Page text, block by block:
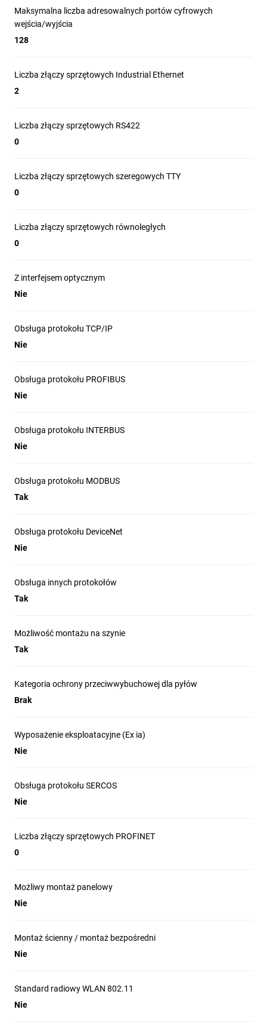
Maksymalna liczba adresowalnych portów cyfrowych
wejścia/wyjścia
128
Liczba złączy sprzętowych Industrial Ethernet
2
Liczba złączy sprzętowych RS422
0
Liczba złączy sprzętowych szeregowych TTY
0
Liczba złączy sprzętowych równoległych
0
Z interfejsem optycznym
Nie
Obsługa protokołu TCP/IP
Nie
Obsługa protokołu PROFIBUS
Nie
Obsługa protokołu INTERBUS
Nie
Obsługa protokołu MODBUS
Tak
Obsługa protokołu DeviceNet
Nie
Obsługa innych protokołów
Tak
Możliwość montażu na szynie
Tak
Kategoria ochrony przeciwwybuchowej dla pyłów
Brak
Wyposażenie eksploatacyjne (Ex ia)
Nie
Obsługa protokołu SERCOS
Nie
Liczba złączy sprzętowych PROFINET
0
Możliwy montaż panelowy
Nie
Montaż ścienny / montaż bezpośredni
Nie
Standard radiowy WLAN 802.11
Nie